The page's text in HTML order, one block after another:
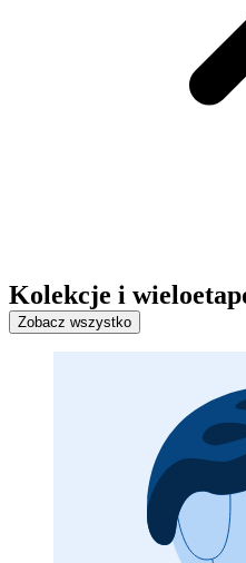
Kolekcje i
Zobacz wszystko